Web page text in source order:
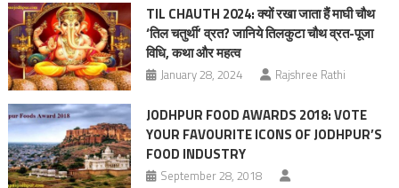
TIL CHAUTH 2024: क्यों रखा जाता हैं माघी चौथ
‘तिल चतुर्थी’ व्रत? जानिये तिलकुटा चौथ व्रत-पूजा
विधि, कथा और महत्व
January 28, 2024 Rajshree Rathi
JODHPUR FOOD AWARDS 2018: VOTE
YOUR FAVOURITE ICONS OF JODHPUR’S
FOOD INDUSTRY
September 28, 2018